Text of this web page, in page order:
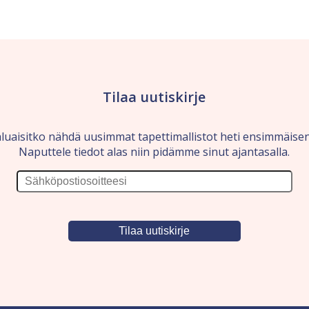
Tilaa uutiskirje
nähdä uusimmat tapettimallistot heti
Naputtele tiedot alas niin pidämme sinut ajantasalla.